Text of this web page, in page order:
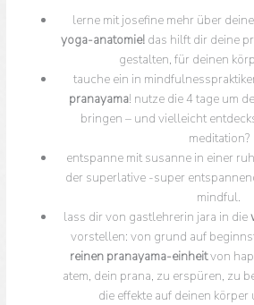
lerne mit josefine mehr über
yoga-anatomie! das hilft dir deine
gestalten, für deinen
tauche ein in
pranayama! nutze die 4 tage um
bringen – und vielleicht
meditation?
entspanne mit susanne in einer
der superlative -super
mindful.
lass dir von gastlehrerin jara in die
vorstellen: von grund auf
reinen pranayama-einheitvon
atem, dein prana, zu erspüren, zu
die effekte auf deinen körper